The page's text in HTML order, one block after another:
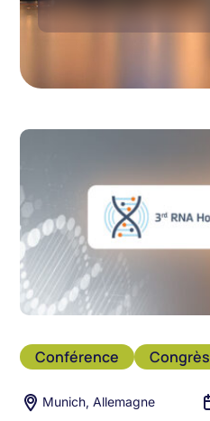
Conférence Congrès
Munich, Allemagne